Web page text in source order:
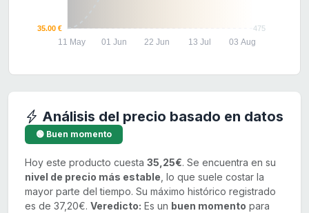
475
35.00 €
11 May 01 Jun 22 Jun 13 Jul 03 Aug
Análisis del precio basado en datos
🟢 Buen momento
Hoy este producto cuesta 35,25€. Se encuentra en su
nivel de precio más estable , lo que suele costar la
mayor parte del tiempo. Su máximo histórico registrado
es de 37,20€. Veredicto: Es un buen momento para